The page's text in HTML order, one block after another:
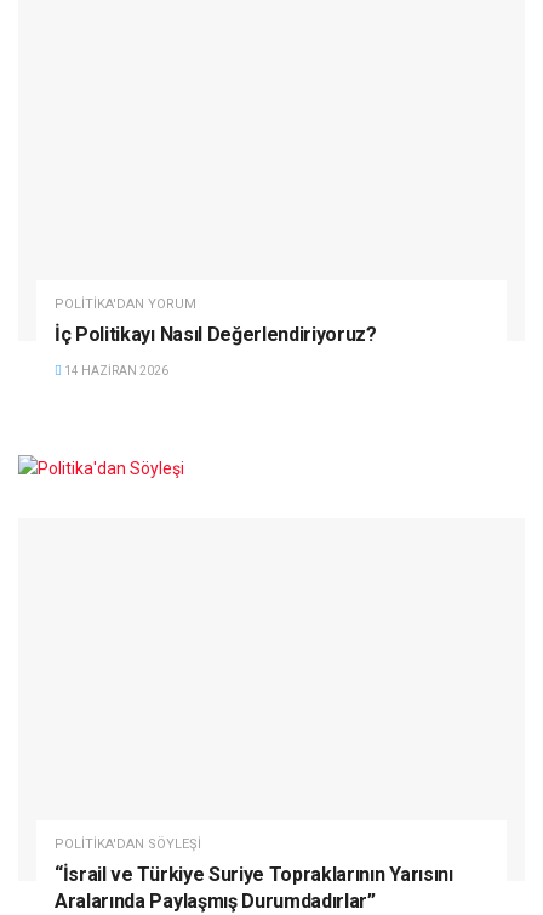
POLITIKA'DAN YORUM
İç Politikayı Nasıl Değerlendiriyoruz?
14 HAZIRAN 2026
POLITIKA'DAN SÖYLEŞI
“İsrail ve Türkiye Suriye Topraklarının Yarısını
Aralarında Paylaşmış Durumdadırlar”